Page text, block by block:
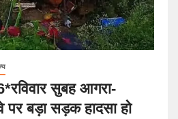
सुबह आगरा-
बड़ा सड़क हादसा हो